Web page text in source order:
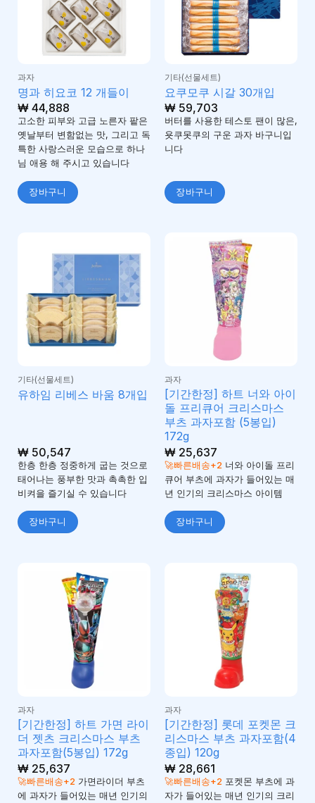
과자
명과 히요코 12 개들이
₩44,888
고소한 피부와 고급 노른자 팥은
옛날부터 변함없는 맛, 그리고 독
특한 사랑스러운 모습으로 하나
님 애용 해 주시고 있습니다
장바구니
기타(선물세트)
요쿠모쿠 시갈 30개입
₩59,703
버터를 사용한 테스토 팬이 많은,
욧쿠못쿠의 구운 과자 바구니입
니다
장바구니
기타(선물세트)
유하임 리베스 바움 8개입
₩50,547
한층 한층 정중하게 굽는 것으로
태어나는 풍부한 맛과 촉촉한 입
비켜을 즐기실 수 있습니다
장바구니
과자
[기간한정] 하트 너와 아이
돌 프리큐어 크리스마스
부츠 과자포함 (5봉입)
172g
₩25,637
🚀빠른배송+2너와 아이돌 프리
큐어 부츠에 과자가 들어있는 매
년 인기의 크리스마스 아이템
장바구니
과자
[기간한정] 하트 가면 라이
더 젯츠 크리스마스 부츠
과자포함(5봉입) 172g
₩25,637
🚀빠른배송+2가면라이더 부츠
에 과자가 들어있는 매년 인기의
과자
[기간한정] 롯데 포켓몬 크
리스마스 부츠 과자포함(4
종입) 120g
₩28,661
🚀빠른배송+2포켓몬 부츠에 과
자가 들어있는 매년 인기의 크리